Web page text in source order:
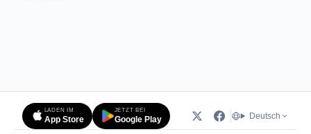
LADEN IM
App Store
JETZT BEI
Google Play Deutsch